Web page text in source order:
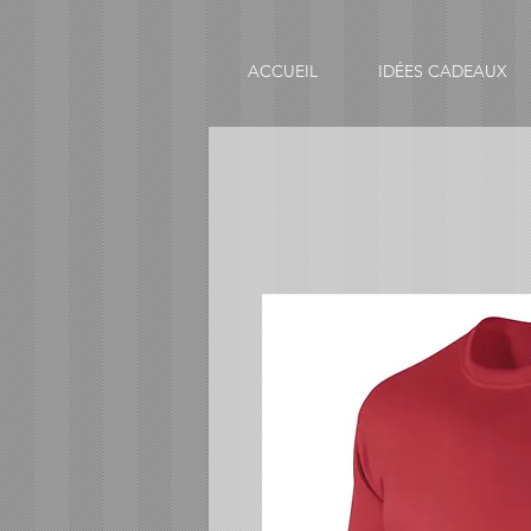
ACCUEIL IDÉES CADEAUX